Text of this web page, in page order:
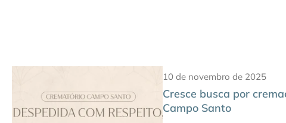
10 de novembro de 2025
Cresce busca por
Campo Santo